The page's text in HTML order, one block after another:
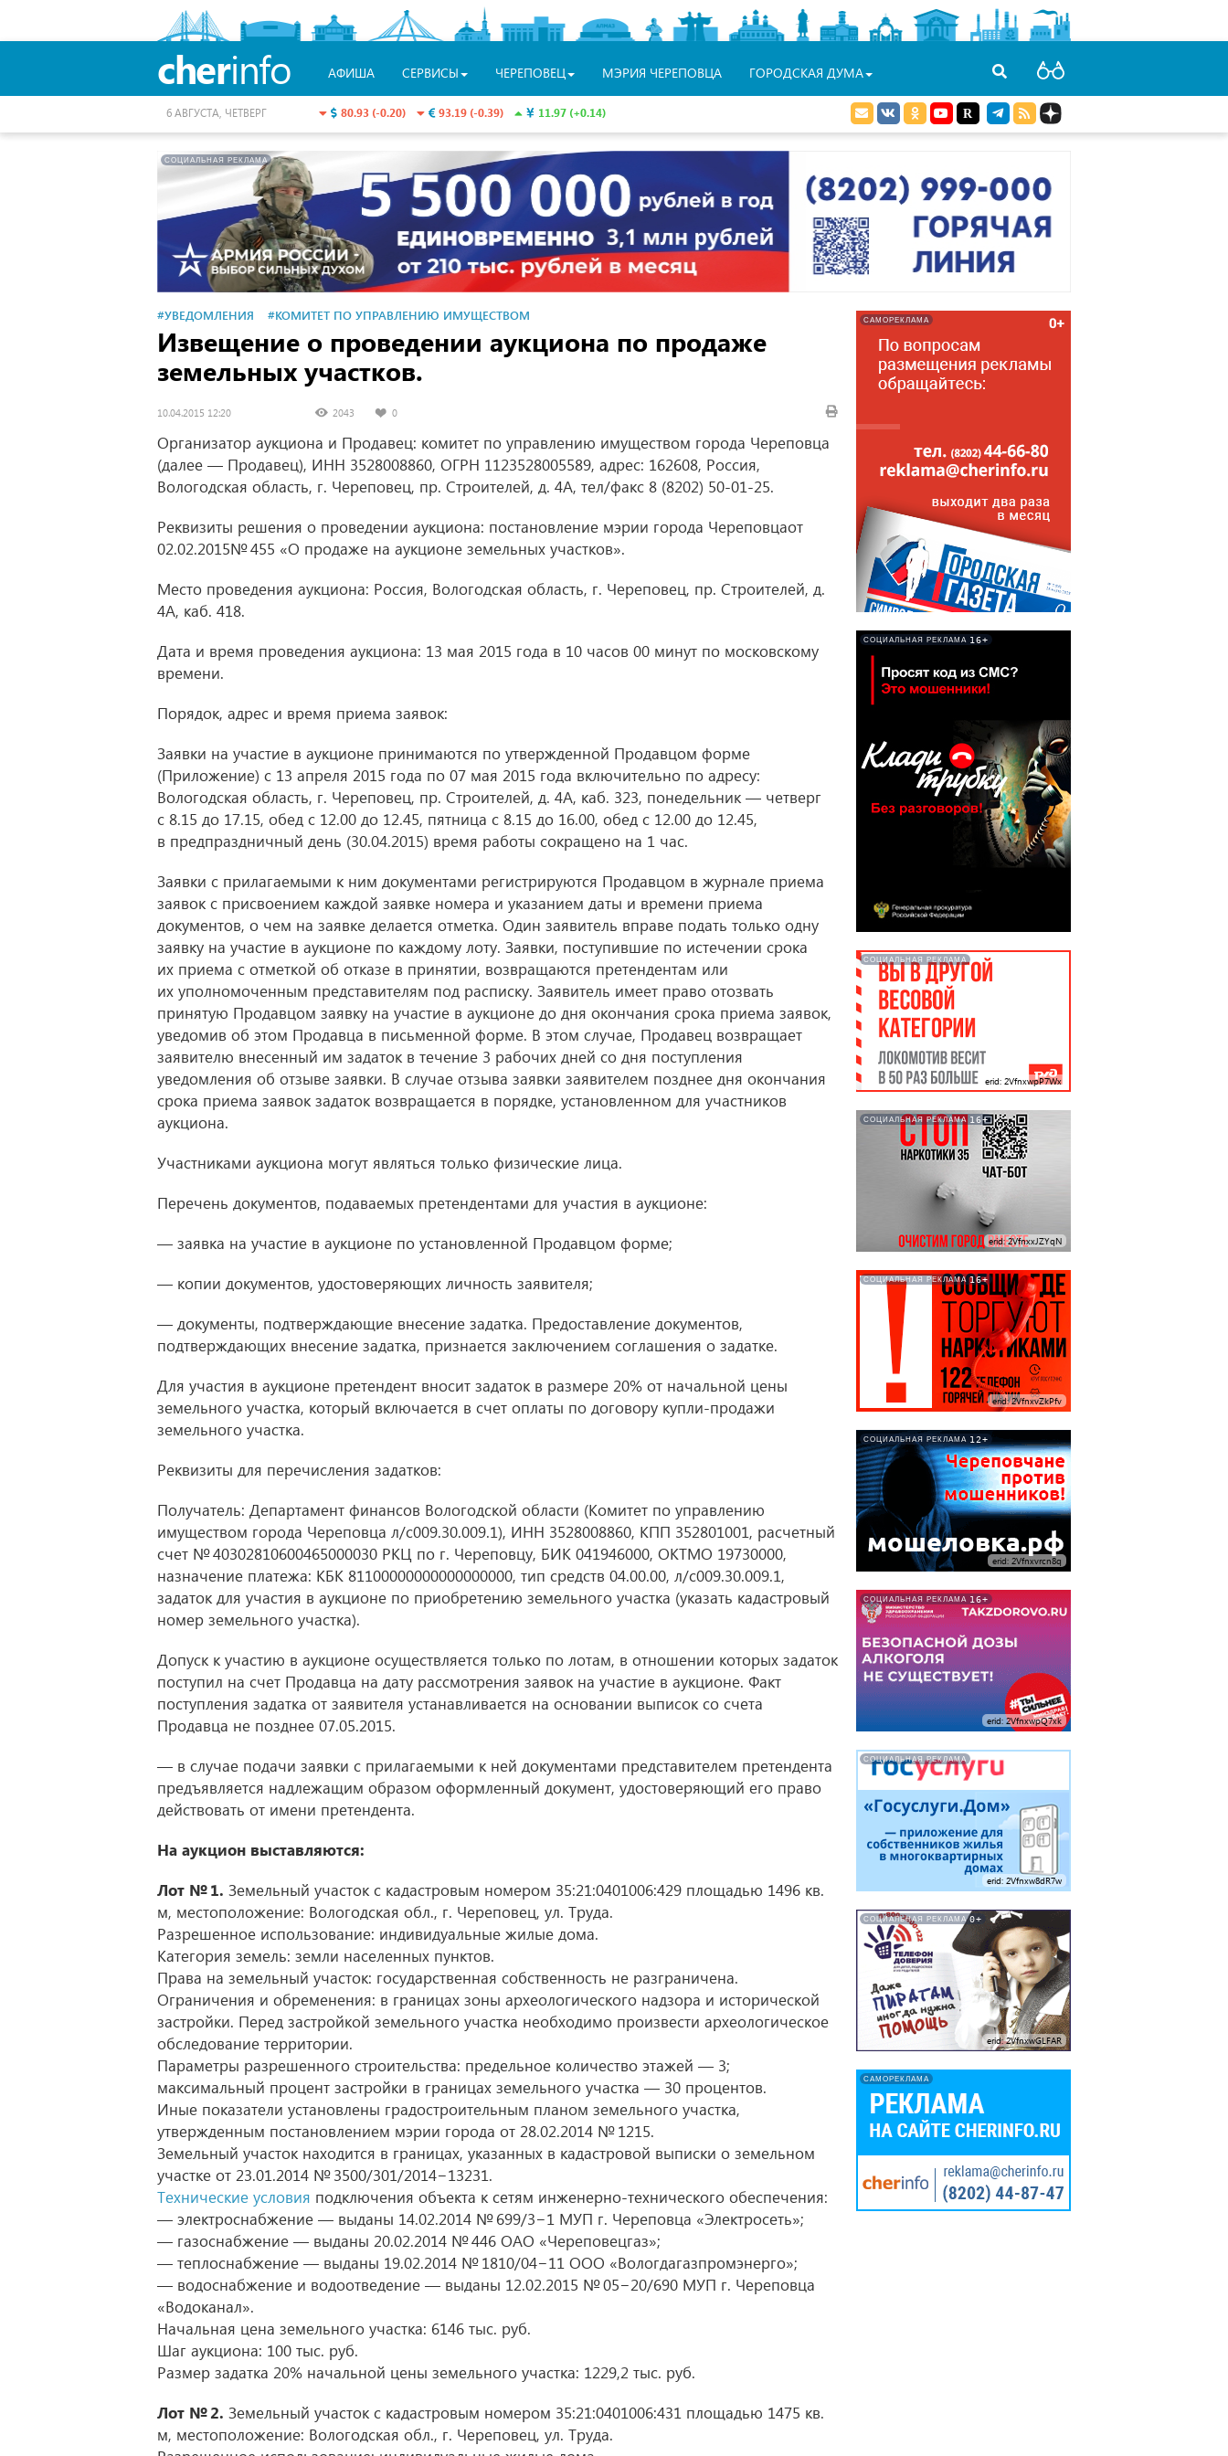
cherinfo АФИША СЕРВИСЫ ЧЕРЕПОВЕЦ МЭРИЯ ЧЕРЕПОВЦА ГОРОДСКАЯ ДУМА
80.93 (-0.20) 93.19 (-0.39) 11.97 (+0.14)
6 АВГУСТА, ЧЕТВЕРГ
СОЦИАЛЬНАЯ РЕКЛАМА
#УВЕДОМЛЕНИЯ #КОМИТЕТ ПО УПРАВЛЕНИЮ ИМУЩЕСТВОМ
Извещение о проведении аукциона по продаже
земельных участков.
10.04.2015 12:20 2043 0
Организатор аукциона и Продавец: комитет по управлению имуществом города Череповца
(далее — Продавец), ИНН 3528008860, ОГРН 1123528005589, адрес: 162608, Россия,
Вологодская область, г. Череповец, пр. Строителей, д. 4А, тел/факс 8 (8202) 50-01-25.
Реквизиты решения о проведении аукциона: постановление мэрии города Череповцаот
02.02.2015№ 455 «О продаже на аукционе земельных участков».
Место проведения аукциона: Россия, Вологодская область, г. Череповец, пр. Строителей, д.
4А, каб. 418.
Дата и время проведения аукциона: 13 мая 2015 года в 10 часов 00 минут по московскому
времени.
Порядок, адрес и время приема заявок:
Заявки на участие в аукционе принимаются по утвержденной Продавцом форме
(Приложение) с 13 апреля 2015 года по 07 мая 2015 года включительно по адресу:
Вологодская область, г. Череповец, пр. Строителей, д. 4А, каб. 323, понедельник — четверг
с 8.15 до 17.15, обед с 12.00 до 12.45, пятница с 8.15 до 16.00, обед с 12.00 до 12.45,
в предпраздничный день (30.04.2015) время работы сокращено на 1 час.
Заявки с прилагаемыми к ним документами регистрируются Продавцом в журнале приема
заявок с присвоением каждой заявке номера и указанием даты и времени приема
документов, о чем на заявке делается отметка. Один заявитель вправе подать только одну
заявку на участие в аукционе по каждому лоту. Заявки, поступившие по истечении срока
их приема с отметкой об отказе в принятии, возвращаются претендентам или
их уполномоченным представителям под расписку. Заявитель имеет право отозвать
принятую Продавцом заявку на участие в аукционе до дня окончания срока приема заявок,
уведомив об этом Продавца в письменной форме. В этом случае, Продавец возвращает
заявителю внесенный им задаток в течение 3 рабочих дней со дня поступления
уведомления об отзыве заявки. В случае отзыва заявки заявителем позднее дня окончания
срока приема заявок задаток возвращается в порядке, установленном для участников
аукциона.
Участниками аукциона могут являться только физические лица.
Перечень документов, подаваемых претендентами для участия в аукционе:
— заявка на участие в аукционе по установленной Продавцом форме;
— копии документов, удостоверяющих личность заявителя;
— документы, подтверждающие внесение задатка. Предоставление документов,
подтверждающих внесение задатка, признается заключением соглашения о задатке.
Для участия в аукционе претендент вносит задаток в размере 20% от начальной цены
земельного участка, который включается в счет оплаты по договору купли-продажи
земельного участка.
Реквизиты для перечисления задатков:
Получатель: Департамент финансов Вологодской области (Комитет по управлению
имуществом города Череповца л/с009.30.009.1), ИНН 3528008860, КПП 352801001, расчетный
счет № 40302810600465000030 РКЦ по г. Череповцу, БИК 041946000, ОКТМО 19730000,
назначение платежа: КБК 81100000000000000000, тип средств 04.00.00, л/с009.30.009.1,
задаток для участия в аукционе по приобретению земельного участка (указать кадастровый
номер земельного участка).
Допуск к участию в аукционе осуществляется только по лотам, в отношении которых задаток
поступил на счет Продавца на дату рассмотрения заявок на участие в аукционе. Факт
поступления задатка от заявителя устанавливается на основании выписок со счета
Продавца не позднее 07.05.2015.
— в случае подачи заявки с прилагаемыми к ней документами представителем претендента
предъявляется надлежащим образом оформленный документ, удостоверяющий его право
действовать от имени претендента.
На аукцион выставляются:
Лот № 1. Земельный участок с кадастровым номером 35:21:0401006:429 площадью 1496 кв.
м, местоположение: Вологодская обл., г. Череповец, ул. Труда.
Разрешенное использование: индивидуальные жилые дома.
Категория земель: земли населенных пунктов.
Права на земельный участок: государственная собственность не разграничена.
Ограничения и обременения: в границах зоны археологического надзора и исторической
застройки. Перед застройкой земельного участка необходимо произвести археологическое
обследование территории.
Параметры разрешенного строительства: предельное количество этажей — 3;
максимальный процент застройки в границах земельного участка — 30 процентов.
Иные показатели установлены градостроительным планом земельного участка,
утвержденным постановлением мэрии города от 28.02.2014 № 1215.
Земельный участок находится в границах, указанных в кадастровой выписки о земельном
участке от 23.01.2014 № 3500/301/2014−13231.
Технические условия подключения объекта к сетям инженерно-технического обеспечения:
— электроснабжение — выданы 14.02.2014 № 699/3−1 МУП г. Череповца «Электросеть»;
— газоснабжение — выданы 20.02.2014 № 446 ОАО «Череповецгаз»;
— теплоснабжение — выданы 19.02.2014 № 1810/04−11 ООО «Вологдагазпромэнерго»;
— водоснабжение и водоотведение — выданы 12.02.2015 № 05−20/690 МУП г. Череповца
«Водоканал».
Начальная цена земельного участка: 6146 тыс. руб.
Шаг аукциона: 100 тыс. руб.
Размер задатка 20% начальной цены земельного участка: 1229,2 тыс. руб.
Лот № 2. Земельный участок с кадастровым номером 35:21:0401006:431 площадью 1475 кв.
м, местоположение: Вологодская обл., г. Череповец, ул. Труда.
САМОРЕКЛАМА
СОЦИАЛЬНАЯ РЕКЛАМА 16+
СОЦИАЛЬНАЯ РЕКЛАМА
erid: 2VfnxwpP7Wx
СОЦИАЛЬНАЯ РЕКЛАМА 16+
erid: 2VfnxxJZYqN
СОЦИАЛЬНАЯ РЕКЛАМА 16+
erid: 2VfnxvZkPfv
СОЦИАЛЬНАЯ РЕКЛАМА 12+
erid: 2Vfnxvrcn8q
СОЦИАЛЬНАЯ РЕКЛАМА 16+
erid: 2VfnxwpQ7xk
СОЦИАЛЬНАЯ РЕКЛАМА
erid: 2Vfnxw8dR7w
СОЦИАЛЬНАЯ РЕКЛАМА 0+
erid: 2VfnxwGLFAR
САМОРЕКЛАМА